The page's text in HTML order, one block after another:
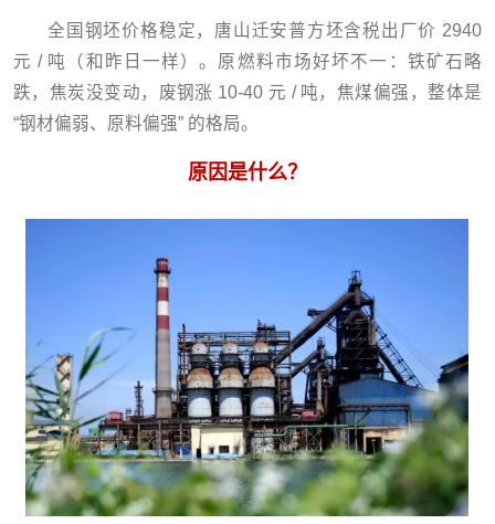
全国钢坯价格稳定，唐山迁安普方坯含税出厂价 2940
元 / 吨（和昨日一样）。原燃料市场好坏不一：铁矿石略
跌，焦炭没变动，废钢涨 10-40 元 / 吨，焦煤偏强，整体是
“钢材偏弱、原料偏强” 的格局。
原因是什么？